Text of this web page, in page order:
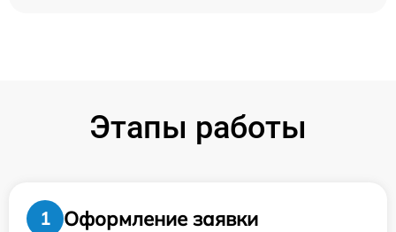
Этапы работы
1
Оформление заявки